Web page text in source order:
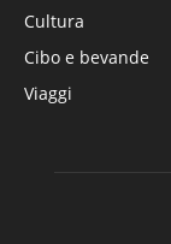
Cultura
Cibo e bevande
Viaggi